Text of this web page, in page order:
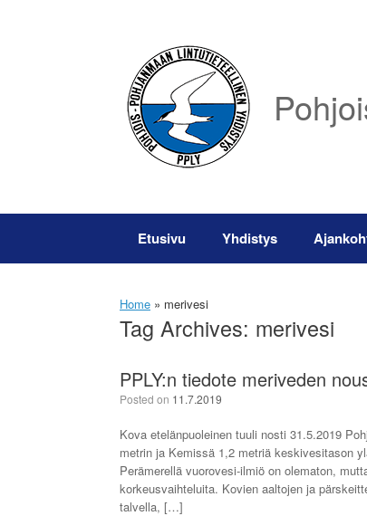
Etusivu Yhdistys
Home » merivesi
Tag Archives: merivesi
PPLY:n tiedote meriveden
Posted on 11.7.2019
Kova etelänpuoleinen tuuli nosti 31.5.2019
metrin ja Kemissä 1,2 metriä keskivesitason
Perämerellä vuorovesi-ilmiö on olematon,
korkeusvaihteluita. Kovien aaltojen ja
talvella, […]